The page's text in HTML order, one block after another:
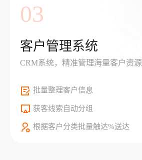
03
客户管理系统
CRM系统，精准管理海量客户资源
批量整理客户信息
获客线索自动分组
根据客户分类批量触达%送达